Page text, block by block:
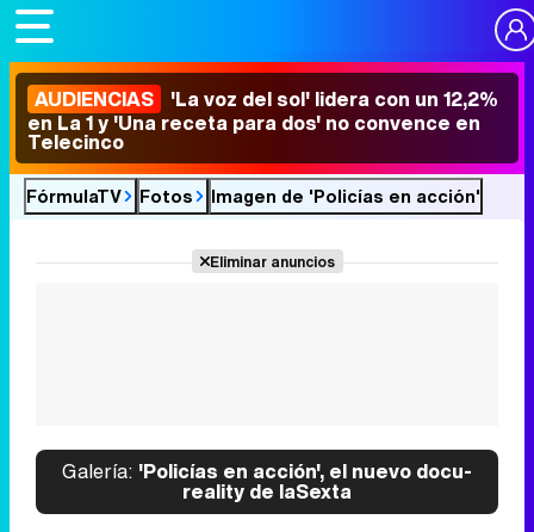
AUDIENCIAS 'La voz del sol' lidera con un 12,2%
en La 1 y 'Una receta para dos' no convence en
Telecinco
FórmulaTV Fotos Imagen de 'Policías en acción'
Eliminar anuncios
Galería: 'Policías en acción', el nuevo docu-
reality de laSexta